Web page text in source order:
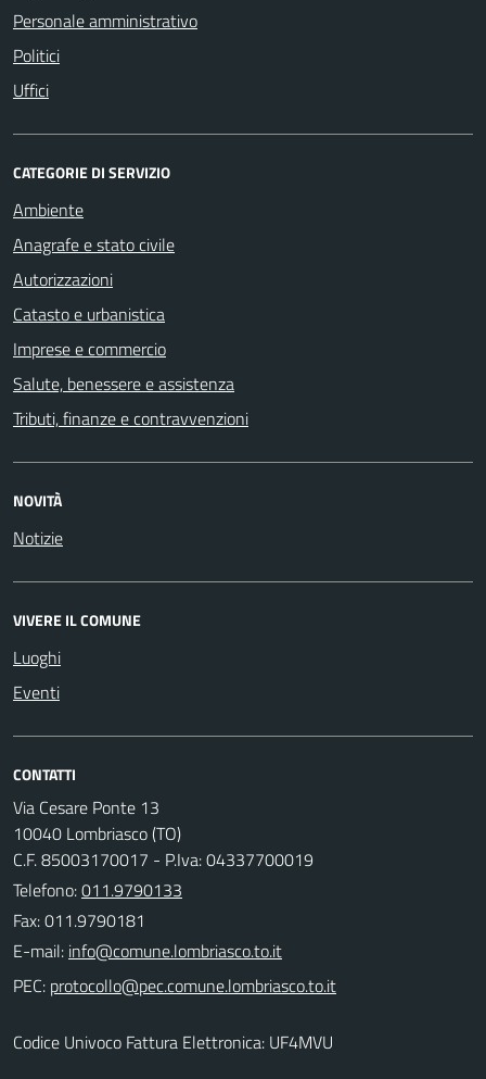
Personale amministrativo
Politici
Uffici
CATEGORIE DI SERVIZIO
Ambiente
Anagrafe e stato civile
Autorizzazioni
Catasto e urbanistica
Imprese e commercio
Salute, benessere e assistenza
Tributi, finanze e contravvenzioni
NOVITÀ
Notizie
VIVERE IL COMUNE
Luoghi
Eventi
CONTATTI
Via Cesare Ponte 13
10040 Lombriasco (TO)
C.F. 85003170017 - P.Iva: 04337700019
Telefono:011.9790133
Fax: 011.9790181
E-mail:
PEC:
Codice Univoco Fattura Elettronica: UF4MVU